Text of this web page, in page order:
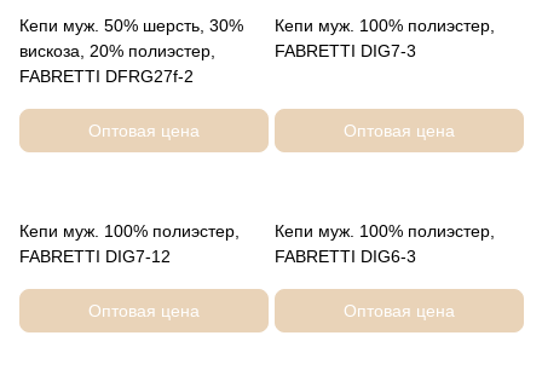
Кепи муж. 50% шерсть, 30%
вискоза, 20% полиэстер,
FABRETTI DFRG27f-2
Оптовая цена
Кепи муж. 100% полиэстер,
FABRETTI DIG7-3
Оптовая цена
Кепи муж. 100% полиэстер,
FABRETTI DIG7-12
Оптовая цена
Кепи муж. 100% полиэстер,
FABRETTI DIG6-3
Оптовая цена